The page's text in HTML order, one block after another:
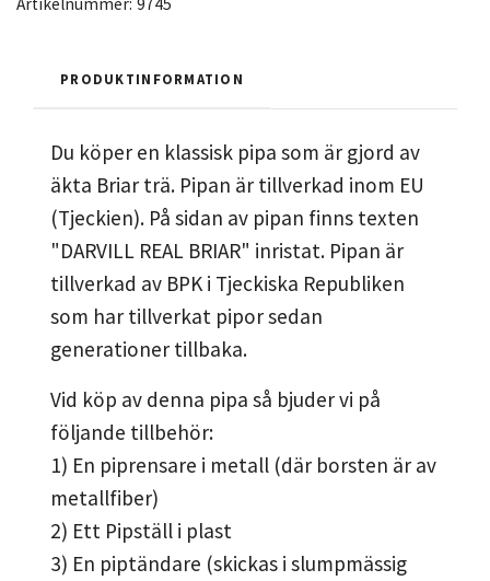
PRODUKTINFORMATION
Du köper en klassisk pipa som är gjord av
äkta Briar trä. Pipan är tillverkad inom EU
(Tjeckien). På sidan av pipan finns texten
"DARVILL REAL BRIAR" inristat. Pipan är
tillverkad av BPK i Tjeckiska Republiken
som har tillverkat pipor sedan
generationer tillbaka.
Vid köp av denna pipa så bjuder vi på
följande tillbehör:
1) En piprensare i metall (där borsten är av
metallfiber)
2) Ett Pipställ i plast
3) En piptändare (skickas i slumpmässig